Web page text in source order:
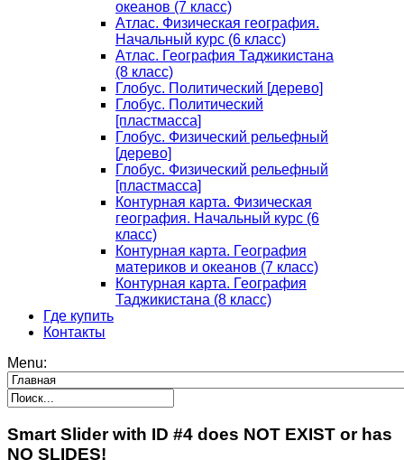
океанов (7 класс)
Атлас. Физическая география.
Начальный курс (6 класс)
Атлас. География Таджикистана
(8 класс)
Глобус. Политический [дерево]
Глобус. Политический
[пластмасса]
Глобус. Физический рельефный
[дерево]
Глобус. Физический рельефный
[пластмасса]
Контурная карта. Физическая
география. Начальный курс (6
класс)
Контурная карта. География
материков и океанов (7 класс)
Контурная карта. География
Таджикистана (8 класс)
Где купить
Контакты
Menu:
Smart Slider with ID #4 does NOT EXIST or has
NO SLIDES!